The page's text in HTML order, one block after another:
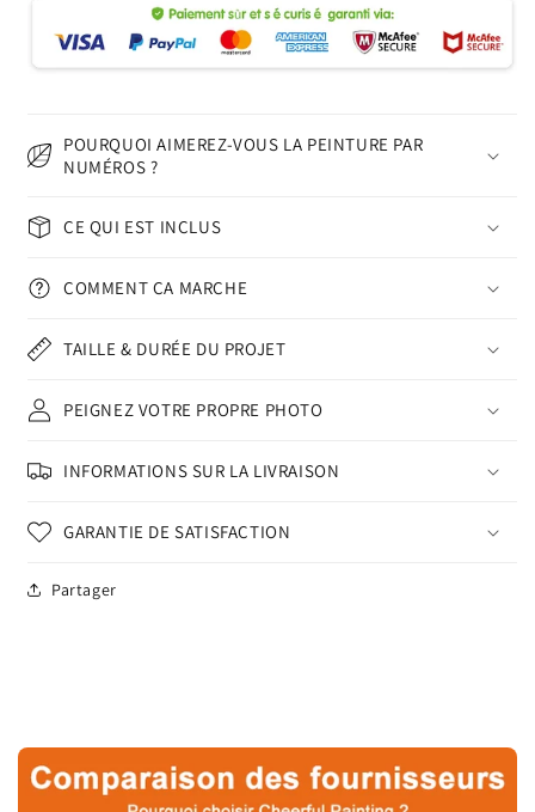
par
numéros
Peinture
par
numéros
POURQUOI AIMEREZ-VOUS LA PEINTURE PAR
NUMÉROS ?
CE QUI EST INCLUS
COMMENT ÇA MARCHE
TAILLE & DURÉE DU PROJET
PEIGNEZ VOTRE PROPRE PHOTO
INFORMATIONS SUR LA LIVRAISON
GARANTIE DE SATISFACTION
Partager